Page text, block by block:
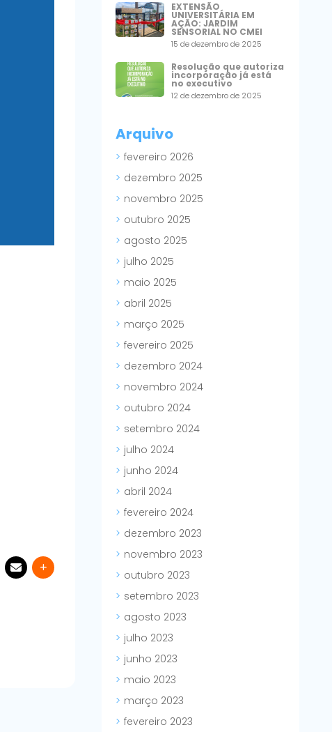
EXTENSÃO
UNIVERSITÁRIA EM
AÇÃO: JARDIM
SENSORIAL NO CMEI
15 de dezembro de 2025
Resolução que autoriza
incorporação já está
no executivo
12 de dezembro de 2025
Arquivo
fevereiro 2026
dezembro 2025
novembro 2025
outubro 2025
agosto 2025
julho 2025
maio 2025
abril 2025
março 2025
fevereiro 2025
dezembro 2024
novembro 2024
outubro 2024
setembro 2024
julho 2024
junho 2024
abril 2024
fevereiro 2024
dezembro 2023
novembro 2023
outubro 2023
setembro 2023
agosto 2023
julho 2023
junho 2023
maio 2023
março 2023
fevereiro 2023